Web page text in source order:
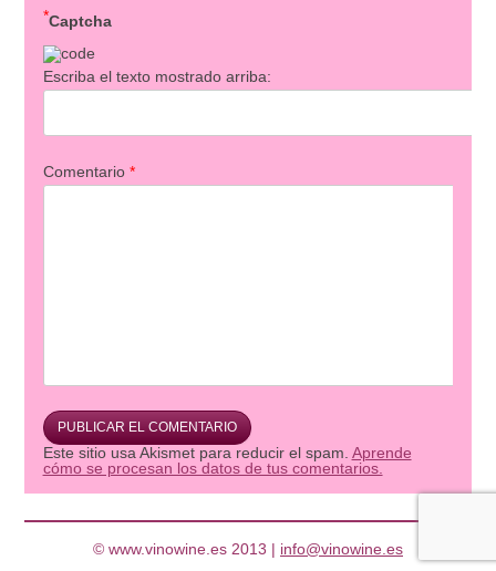
Captcha
*
Escriba el texto mostrado arriba:
Comentario *
Este sitio usa Akismet para reducir el spam. Aprende
cómo se procesan los datos de tus comentarios.
© www.vinowine.es 2013 | info@vinowine.es